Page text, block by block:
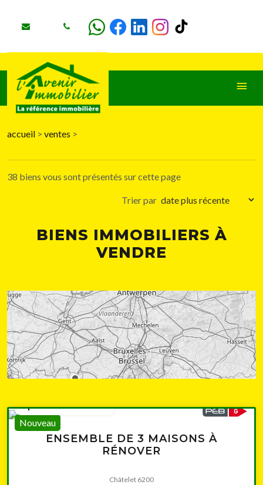
accueil > ventes >
38 biens vous sont présentés sur cette page
Trier par
BIENS IMMOBILIERS À
VENDRE
+
−
Nouveau
à partir de 210 000 €
ENSEMBLE DE 3 MAISONS À
RÉNOVER
Châtelet 6200